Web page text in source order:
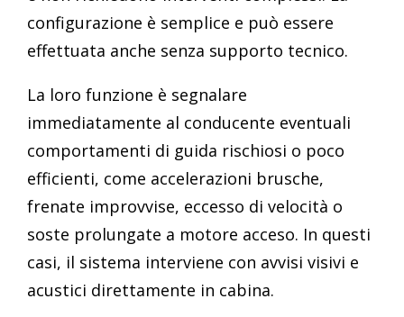
configurazione è semplice e può essere
effettuata anche senza supporto tecnico.
La loro funzione è segnalare
immediatamente al conducente eventuali
comportamenti di guida rischiosi o poco
efficienti, come accelerazioni brusche,
frenate improvvise, eccesso di velocità o
soste prolungate a motore acceso. In questi
casi, il sistema interviene con avvisi visivi e
acustici direttamente in cabina.